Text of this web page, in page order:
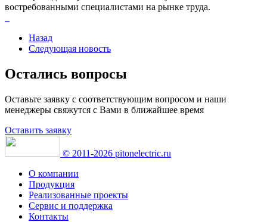
востребованными специалистами на рынке труда.
Назад
Следующая новость
Остались вопросы
Оставьте заявку с соответствующим вопросом и наши
менеджеры свяжутся с Вами в ближайшее время
Оставить заявку
© 2011-2026 pitonelectric.ru
О компании
Продукция
Реализованные проекты
Сервис и поддержка
Контакты